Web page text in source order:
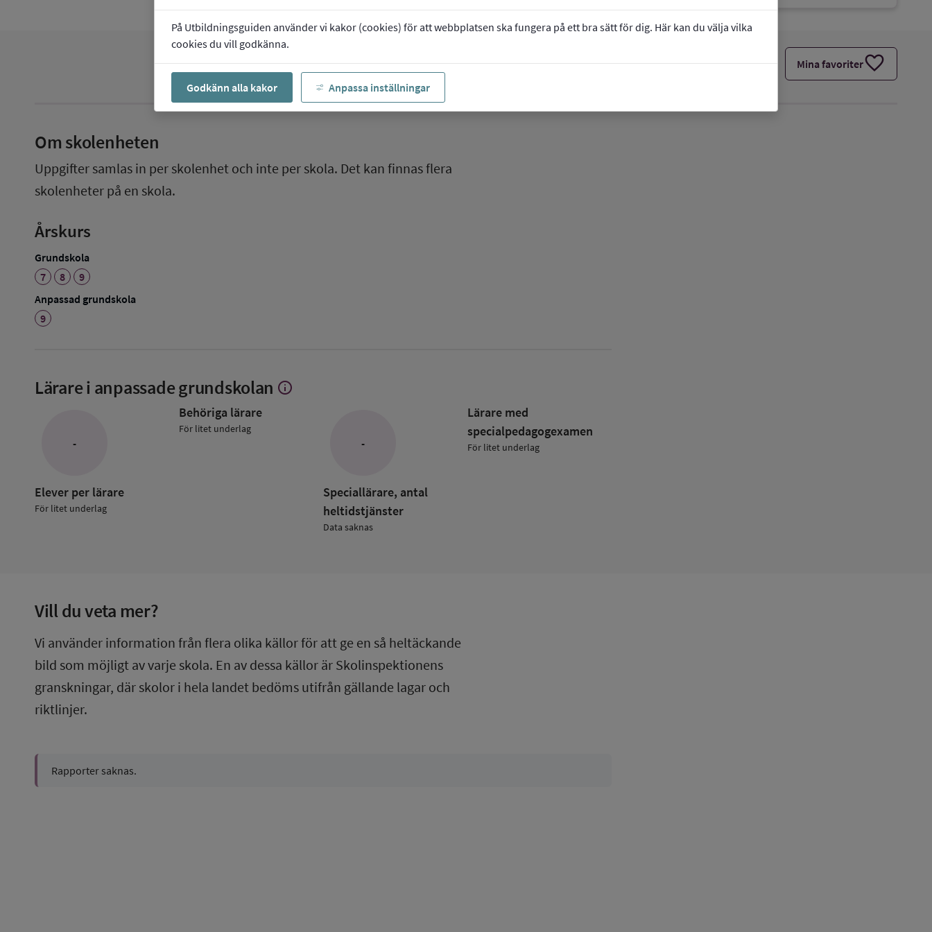
På Utbildningsguiden använder vi kakor (cookies) för att webbplatsen ska fungera på ett bra sätt för dig. Här kan du välja vilka
cookies du vill godkänna.
Godkänn alla kakor Anpassa inställningar
Mina favoriterfavorite
Om skolenheten
Uppgifter samlas in per skolenhet och inte per skola. Det kan finnas flera
skolenheter på en skola.
Årskurs
Grundskola
7
8
9
Anpassad grundskola
9
Lärare i anpassade grundskolan Visa
info
-
Elever per lärare
För litet underlag
Behöriga lärare
För litet underlag
-
Speciallärare, antal
heltidstjänster
Data saknas
Lärare med
specialpedagog­examen
För litet underlag
Vill du veta mer?
Vi använder information från flera olika källor för att ge en så heltäckande
bild som möjligt av varje skola. En av dessa källor är Skolinspektionens
granskningar, där skolor i hela landet bedöms utifrån gällande lagar och
riktlinjer.
Rapporter saknas.